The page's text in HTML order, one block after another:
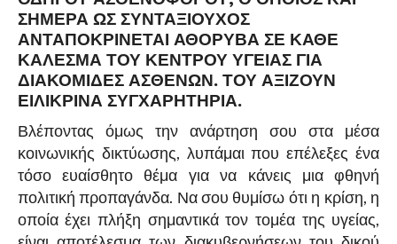
ΣΉΜΕΡΑ ΩΣ ΣΥΝΤΑΞΙΟΎΧΟΣ
ΑΝΤΑΠΟΚΡΊΝΕΤΑΙ ΑΘΌΡΥΒΑ ΣΕ ΚΆΘΕ
ΚΆΛΕΣΜΑ ΤΟΥ ΚΈΝΤΡΟΥ ΥΓΕΊΑΣ ΓΙΑ
ΔΙΑΚΟΜΙΔΈΣ ΑΣΘΕΝΏΝ. ΤΟΥ ΑΞΊΖΟΥΝ
ΕΙΛΙΚΡΙΝΆ ΣΥΓΧΑΡΗΤΉΡΙΑ.
Βλέποντας όμως την ανάρτηση σου στα μέσα
κοινωνικής δικτύωσης, λυπάμαι που επέλεξες ένα
τόσο ευαίσθητο θέμα για να κάνεις μια φθηνή
πολιτική προπαγάνδα. Να σου θυμίσω ότι η κρίση, η
οποία έχει πλήξη σημαντικά τον τομέα της υγείας,